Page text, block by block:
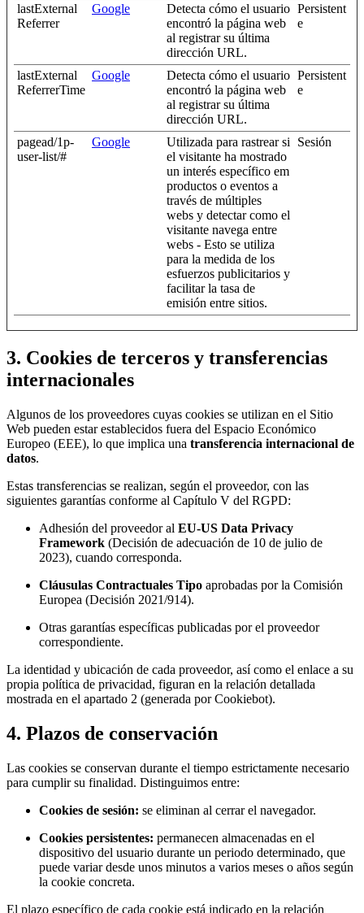
lastExternal
Referrer
Google
Detecta cómo el usuario
encontró la página web
al registrar su última
dirección URL.
Persistent
e
lastExternal
ReferrerTime
Google
Detecta cómo el usuario
encontró la página web
al registrar su última
dirección URL.
Persistent
e
pagead/1p-
user-list/#
Google
Utilizada para rastrear si
el visitante ha mostrado
un interés específico em
productos o eventos a
través de múltiples
webs y detectar como el
visitante navega entre
webs - Esto se utiliza
para la medida de los
esfuerzos publicitarios y
facilitar la tasa de
emisión entre sitios.
Sesión
3. Cookies de terceros y transferencias
internacionales
Algunos de los proveedores cuyas cookies se utilizan en el Sitio
Web pueden estar establecidos fuera del Espacio Económico
Europeo (EEE), lo que implica una transferencia internacional de
datos.
Estas transferencias se realizan, según el proveedor, con las
siguientes garantías conforme al Capítulo V del RGPD:
Adhesión del proveedor al EU-US Data Privacy
Framework (Decisión de adecuación de 10 de julio de
2023), cuando corresponda.
Cláusulas Contractuales Tipo aprobadas por la Comisión
Europea (Decisión 2021/914).
Otras garantías específicas publicadas por el proveedor
correspondiente.
La identidad y ubicación de cada proveedor, así como el enlace a su
propia política de privacidad, figuran en la relación detallada
mostrada en el apartado 2 (generada por Cookiebot).
4. Plazos de conservación
Las cookies se conservan durante el tiempo estrictamente necesario
para cumplir su finalidad. Distinguimos entre:
Cookies de sesión: se eliminan al cerrar el navegador.
Cookies persistentes: permanecen almacenadas en el
dispositivo del usuario durante un periodo determinado, que
puede variar desde unos minutos a varios meses o años según
la cookie concreta.
El plazo específico de cada cookie está indicado en la relación